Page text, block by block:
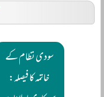
سودی نظام کے
خاتمہ کا فیصلہ: